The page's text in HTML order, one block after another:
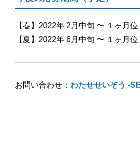
【春】2022年 2月中旬 〜 １ヶ月位
【夏】2022年 6月中旬 〜 １ヶ月位
お問い合わせ： わたせせいぞう -